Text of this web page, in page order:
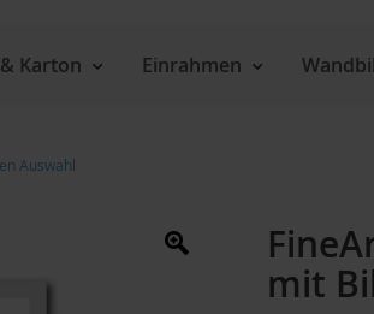
Karton Einrahmen
Auswahl
mit